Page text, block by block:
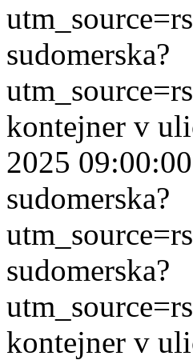
sudomerska?
kontejner v
2025
sudomerska?
sudomerska?
kontejner v